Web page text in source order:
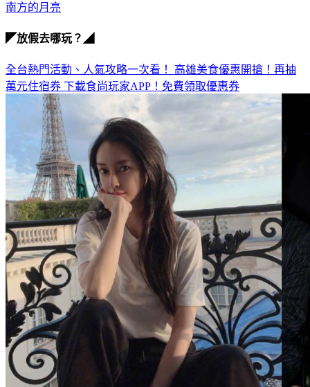
南方的月亮
◤放假去哪玩？◢
全台熱門活動、人氣攻略一次看！ 高雄美食優惠開搶！再抽
萬元住宿券 下載食尚玩家APP！免費領取優惠券